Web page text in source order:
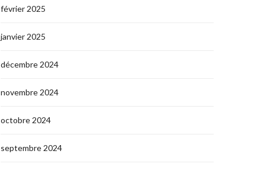
février 2025
janvier 2025
décembre 2024
novembre 2024
octobre 2024
septembre 2024